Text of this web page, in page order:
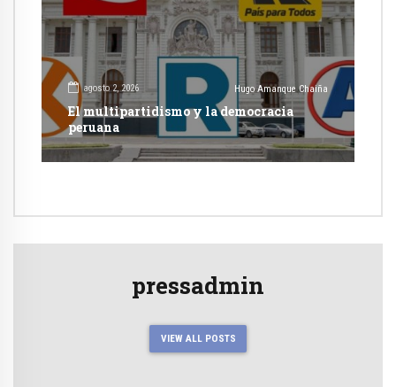
agosto 2, 2026 Hugo Amanque Chaiña
El multipartidismo y la democracia
peruana
pressadmin
VIEW ALL POSTS